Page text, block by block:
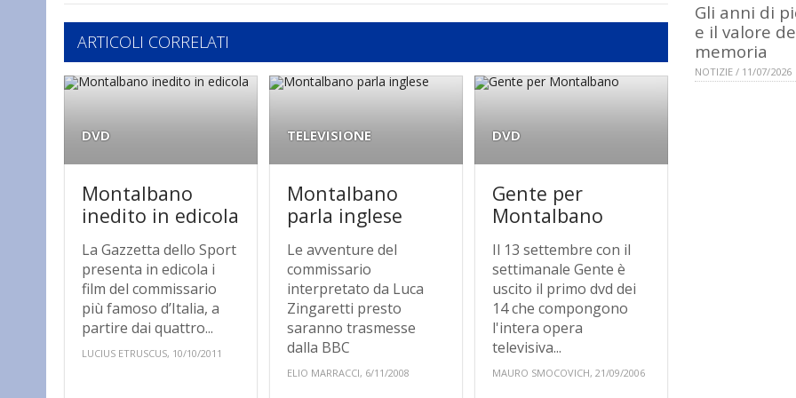
ARTICOLI CORRELATI
DVD
Montalbano
inedito in edicola
La Gazzetta dello Sport
presenta in edicola i
film del commissario
più famoso d’Italia, a
partire dai quattro...
LUCIUS ETRUSCUS, 10/10/2011
TELEVISIONE
Montalbano
parla inglese
Le avventure del
commissario
interpretato da Luca
Zingaretti presto
saranno trasmesse
dalla BBC
ELIO MARRACCI, 6/11/2008
DVD
Gente per
Montalbano
Il 13 settembre con il
settimanale Gente è
uscito il primo dvd dei
14 che compongono
l'intera opera
televisiva...
MAURO SMOCOVICH, 21/09/2006
Gli anni di
e il valore
memoria
NOTIZIE / 11/07/2026